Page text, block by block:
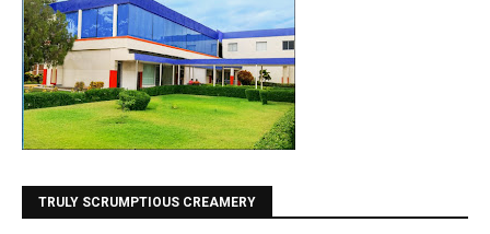
TRULY SCRUMPTIOUS CREAMERY